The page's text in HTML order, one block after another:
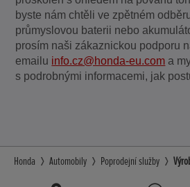
byste nám chtěli ve zpětném
průmyslovou baterii nebo
prosím naši zákaznickou podporu
emailu info.cz@honda-eu.com a
s podrobnými informacemi, jak
Honda Automobily Poprodejní služby